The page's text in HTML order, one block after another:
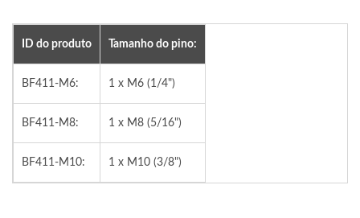
ID do produto Tamanho do pino:
BF411-M6: 1 x M6 (1/4")
BF411-M8: 1 x M8 (5/16")
BF411-M10: 1 x M10 (3/8")